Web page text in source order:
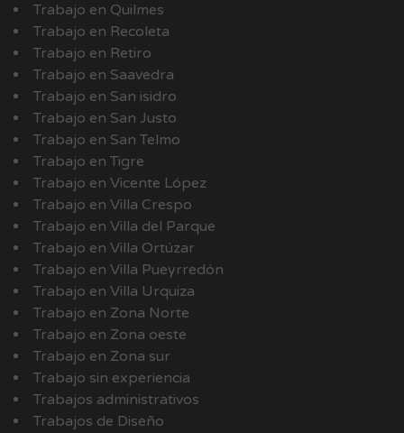
Trabajo en Quilmes
Trabajo en Recoleta
Trabajo en Retiro
Trabajo en Saavedra
Trabajo en San isidro
Trabajo en San Justo
Trabajo en San Telmo
Trabajo en Tigre
Trabajo en Vicente López
Trabajo en Villa Crespo
Trabajo en Villa del Parque
Trabajo en Villa Ortúzar
Trabajo en Villa Pueyrredón
Trabajo en Villa Urquiza
Trabajo en Zona Norte
Trabajo en Zona oeste
Trabajo en Zona sur
Trabajo sin experiencia
Trabajos administrativos
Trabajos de Diseño